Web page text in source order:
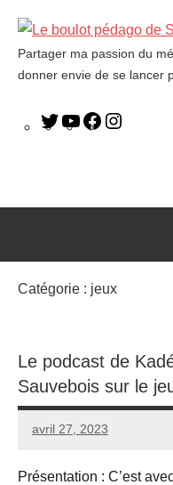
Le
boulot
Partager ma passion du
donner envie de se lancer
Catégorie : jeux
Le podcast de
Sauvebois sur le
avril 27, 2023
Seg0_La_Vraie
Aucun
Présentation : C’est